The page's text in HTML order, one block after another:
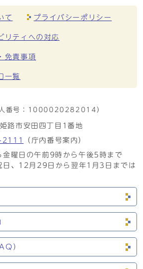
て プライバシーポリシー
リティへの対応
免責事項
一覧
番号： 1000020282014）
路市安田四丁目1番地
（庁内番号案内）
金曜日の午前9時から午後5時まで
日、12月29日から翌年1月3日までは
）